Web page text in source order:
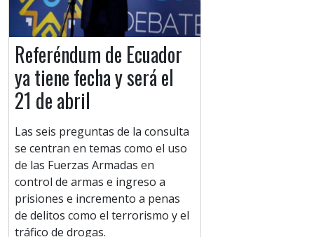
Referéndum de Ecuador
ya tiene fecha y será el
21 de abril
Las seis preguntas de la consulta
se centran en temas como el uso
de las Fuerzas Armadas en
control de armas e ingreso a
prisiones e incremento a penas
de delitos como el terrorismo y el
tráfico de drogas.